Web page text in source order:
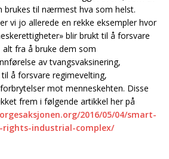
brukes til nærmest hva som helst.
vi jo allerede en rekke eksempler hvor
blir brukt til å forsvare
fra å bruke dem som
av tvangsvaksinering,
å forsvare regimevelting,
mot menneskehten. Disse
frem i følgende artikkel her på
2016/05/04/smart-
rights-industrial-complex/